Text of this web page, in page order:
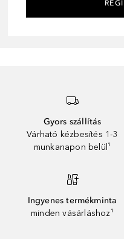
Gyors szállítás
Várható kézbesítés 1-3
munkanapon belül¹
Ingyenes termékminta
minden vásárláshoz¹